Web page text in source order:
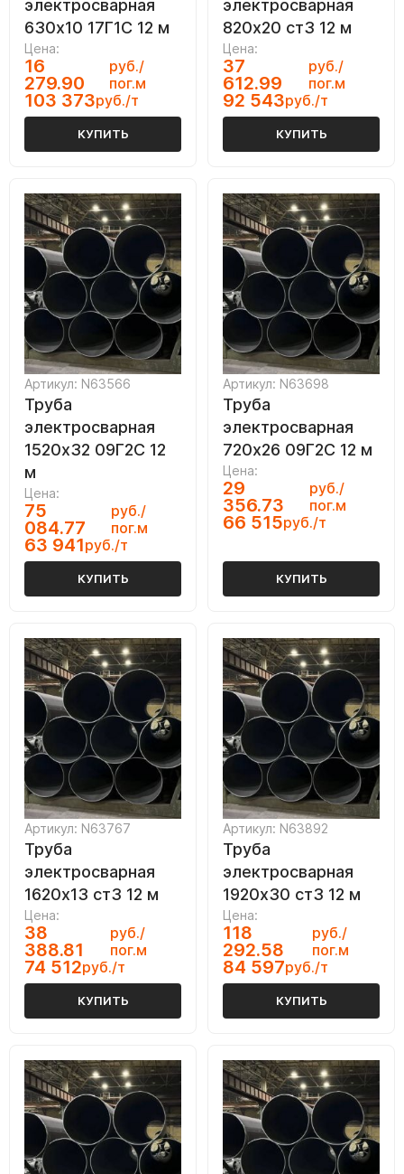
электросварная
630х10 17Г1С 12 м
Цена:
16
279.90
руб./
пог.м
103 373руб./т
КУПИТЬ
электросварная
820х20 ст3 12 м
Цена:
37
612.99
руб./
пог.м
92 543руб./т
КУПИТЬ
Артикул: N63566
Труба
электросварная
1520х32 09Г2С 12
м
Цена:
75
084.77
руб./
пог.м
63 941руб./т
КУПИТЬ
Артикул: N63698
Труба
электросварная
720х26 09Г2С 12 м
Цена:
29
356.73
руб./
пог.м
66 515руб./т
КУПИТЬ
Артикул: N63767
Труба
электросварная
1620х13 ст3 12 м
Цена:
38
388.81
руб./
пог.м
74 512руб./т
КУПИТЬ
Артикул: N63892
Труба
электросварная
1920х30 ст3 12 м
Цена:
118
292.58
руб./
пог.м
84 597руб./т
КУПИТЬ